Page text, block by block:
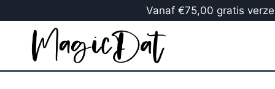
Vanaf €75,00 gratis